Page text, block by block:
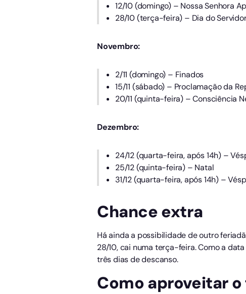
12/10 (domingo) – Nossa Senhora
28/10 (terça-feira) – Dia do
Novembro:
2/11 (domingo) – Finados
15/11 (sábado) – Proclamação da
20/11 (quinta-feira) – Consciência
Dezembro:
24/12 (quarta-feira, após 14h) –
25/12 (quinta-feira) – Natal
31/12 (quarta-feira, após 14h) –
Chance extra
Há ainda a possibilidade de outro
28/10, cai numa terça-feira. Como a
três dias de descanso.
Como aproveitar